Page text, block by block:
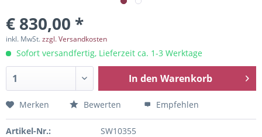
€ 830,00 *
inkl. MwSt.zzgl. Versandkosten
Sofort versandfertig, Lieferzeit ca. 1-3 Werktage
In den Warenkorb
Merken Bewerten Empfehlen
Artikel-Nr.: SW10355